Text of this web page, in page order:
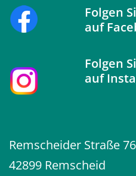
Folgen
auf
Folgen
auf
Remscheider Straße 76
42899 Remscheid